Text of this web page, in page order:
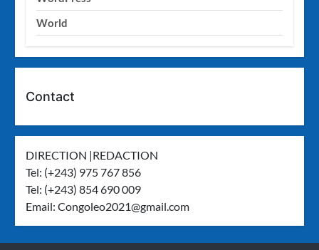
World
Contact
DIRECTION |REDACTION
Tel: (+243) 975 767 856
Tel: (+243) 854 690 009
Email:Congoleo2021@gmail.com